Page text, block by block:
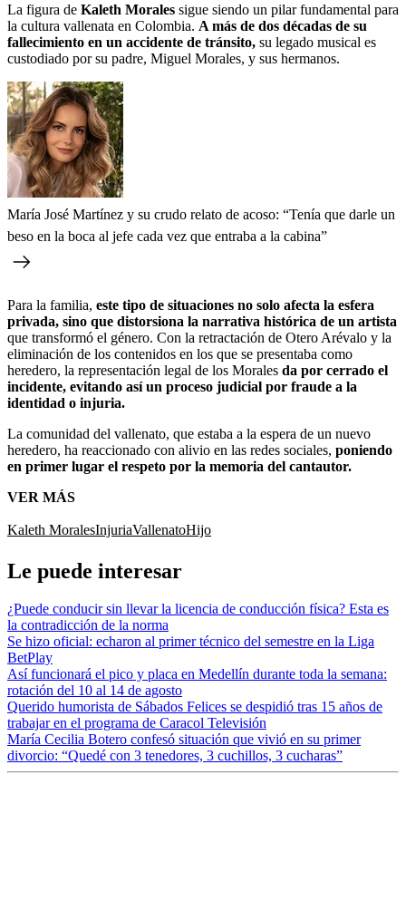
La figura de Kaleth Morales sigue siendo un pilar fundamental para
la cultura vallenata en Colombia. A más de dos décadas de su
fallecimiento en un accidente de tránsito, su legado musical es
custodiado por su padre, Miguel Morales, y sus hermanos.
María José Martínez y su crudo relato de acoso: “Tenía que darle un
beso en la boca al jefe cada vez que entraba a la cabina”
Para la familia, este tipo de situaciones no solo afecta la esfera
privada, sino que distorsiona la narrativa histórica de un artista
que transformó el género. Con la retractación de Otero Arévalo y la
eliminación de los contenidos en los que se presentaba como
heredero, la representación legal de los Morales da por cerrado el
incidente, evitando así un proceso judicial por fraude a la
identidad o injuria.
La comunidad del vallenato, que estaba a la espera de un nuevo
heredero, ha reaccionado con alivio en las redes sociales, poniendo
en primer lugar el respeto por la memoria del cantautor.
VER MÁS
Kaleth MoralesInjuriaVallenatoHijo
Le puede interesar
¿Puede conducir sin llevar la licencia de conducción física? Esta es
la contradicción de la norma
Se hizo oficial: echaron al primer técnico del semestre en la Liga
BetPlay
Así funcionará el pico y placa en Medellín durante toda la semana:
rotación del 10 al 14 de agosto
Querido humorista de Sábados Felices se despidió tras 15 años de
trabajar en el programa de Caracol Televisión
María Cecilia Botero confesó situación que vivió en su primer
divorcio: “Quedé con 3 tenedores, 3 cuchillos, 3 cucharas”